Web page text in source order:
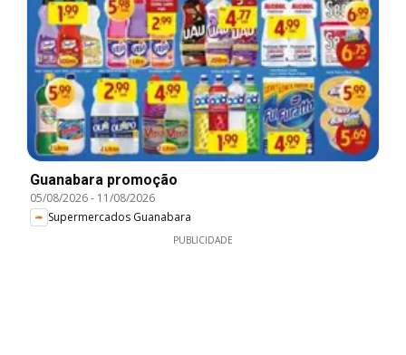
Guanabara promoção
05/08/2026- 11/08/2026
Supermercados Guanabara
PUBLICIDADE